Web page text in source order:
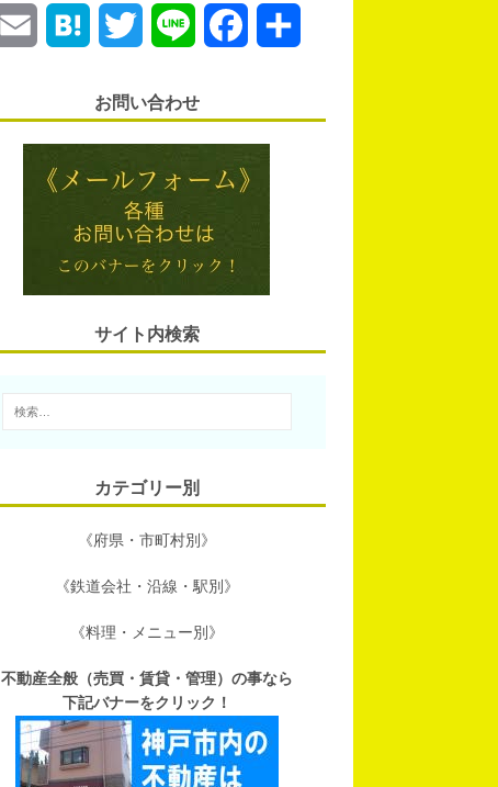
t
a
i
t
e
n
お問い合わせ
サイト内検索
カテゴリー別
《府県・市町村別》
《鉄道会社・沿線・駅別》
《料理・メニュー別》
不動産全般（売買・賃貸・管理）の事なら
下記バナーをクリック！